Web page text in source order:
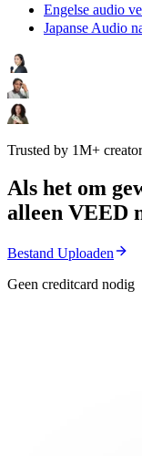
Engelse audio
Japanse Audio
Trusted by 1M+
Als het om
alleen VEED
Bestand Uploaden
Geen creditcard nodig